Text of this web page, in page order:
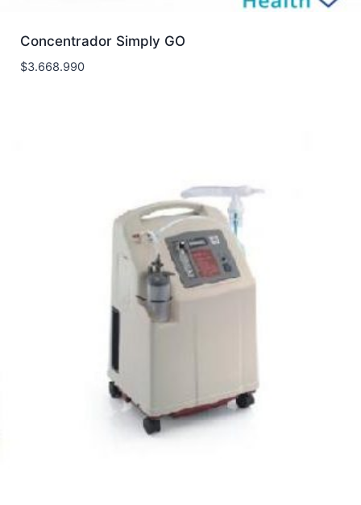
Concentrador Simply GO
$3.668.990